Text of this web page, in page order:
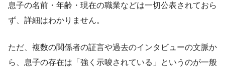
息子の名前・年齢・現在の職業などは一切公表されておら
ず、詳細はわかりません。
ただ、複数の関係者の証言や過去のインタビューの文脈か
ら、息子の存在は「強く示唆されている」というのが一般